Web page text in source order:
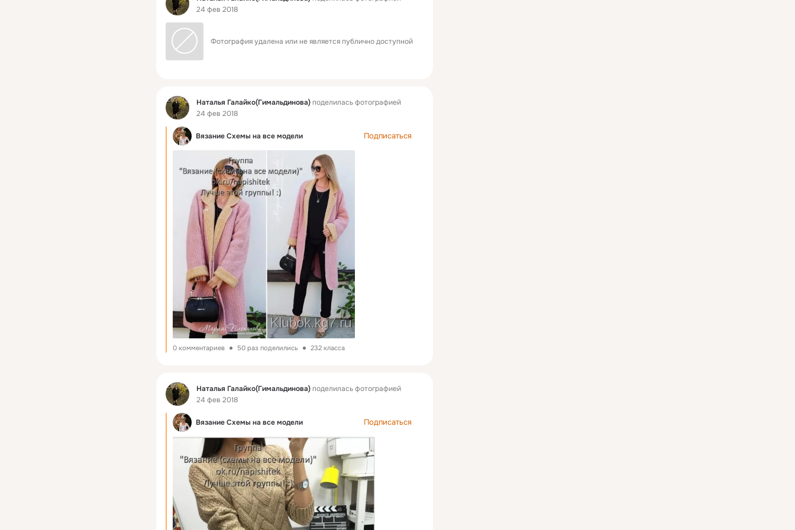
24 фев 2018
Фотография удалена или не является публично доступной
Фид Наталья Галайко(Гимальдинова)поделилась фотографией
24 фев 2018
Вязание Схемы на все модели Подписаться
0 комментариев 50 раз поделились 232 класса
Фид Наталья Галайко(Гимальдинова)поделилась фотографией
24 фев 2018
Вязание Схемы на все модели Подписаться